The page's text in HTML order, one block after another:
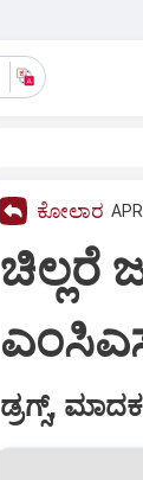
ಕೋಲಾರ
ಚಿಲ್ಲರೆ
ಡ್ರಗ್ಸ್‌,